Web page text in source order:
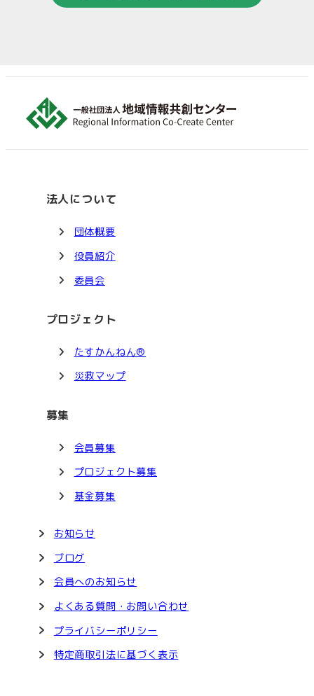
法人について
団体概要
役員紹介
委員会
プロジェクト
たすかんねん®
災救マップ
募集
会員募集
プロジェクト募集
基金募集
お知らせ
ブログ
会員へのお知らせ
よくある質問・お問い合わせ
プライバシーポリシー
特定商取引法に基づく表示